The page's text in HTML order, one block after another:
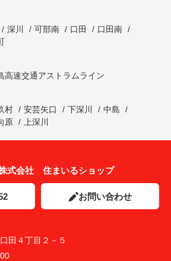
深川 可部南 口田
口田南
高速交通アストラムライン
村 安芸矢口 下深川
中島
原 上深川
式会社 住まいるショップ
お問い合わせ
田４丁目２－５